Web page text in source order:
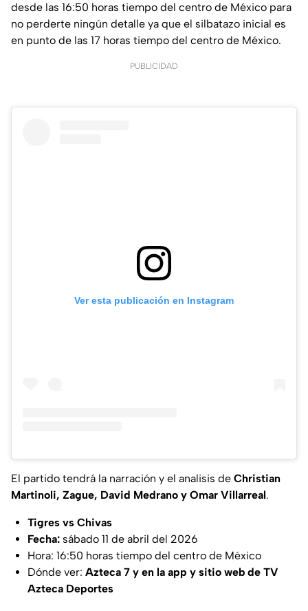
desde las 16:50 horas tiempo del centro de México para
no perderte ningún detalle ya que el silbatazo inicial es
en punto de las 17 horas tiempo del centro de México.
PUBLICIDAD
Ver esta publicación en Instagram
El partido tendrá la narración y el analisis de Christian
Martinoli, Zague, David Medrano y Omar Villarreal.
Tigres vs Chivas
Fecha: sábado 11 de abril del 2026
Hora: 16:50 horas tiempo del centro de México
Dónde ver: Azteca 7 y en la app y sitio web de TV
Azteca Deportes